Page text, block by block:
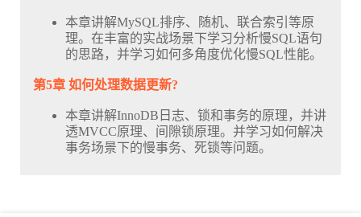
本章讲解MySQL排序、随机、联合索引等原
理。在丰富的实战场景下学习分析慢SQL语句
的思路，并学习如何多角度优化慢SQL性能。
第5章 如何处理数据更新?
本章讲解InnoDB日志、锁和事务的原理，并讲
透MVCC原理、间隙锁原理。并学习如何解决
事务场景下的慢事务、死锁等问题。